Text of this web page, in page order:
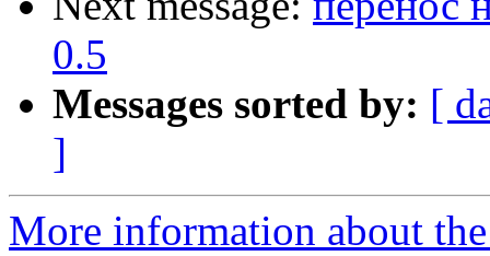
0.5
Messages sorted by: [
]
More information about